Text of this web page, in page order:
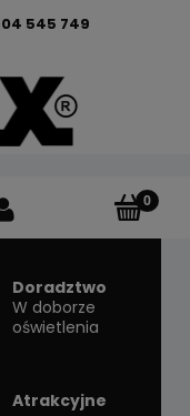
545 749
Doradztwo
W doborze
oświetlenia
Atrakcyjne